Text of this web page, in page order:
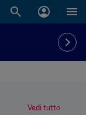
Vedi tutto